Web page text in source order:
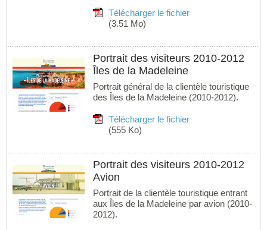
Télécharger le fichier
(3.51 Mo)
Portrait des visiteurs 2010-2012
Îles de la Madeleine
Portrait général de la clientèle touristique
des Îles de la Madeleine (2010-2012).
Télécharger le fichier
(555 Ko)
Portrait des visiteurs 2010-2012
Avion
Portrait de la clientèle touristique entrant
aux Îles de la Madeleine par avion (2010-
2012).